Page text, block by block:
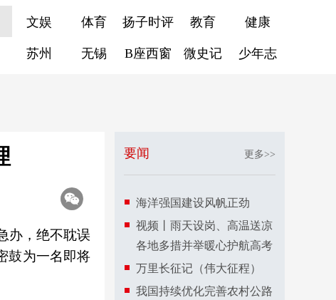
文娱 体育 扬子时评 教育 健康
苏州 无锡 B座西窗 微史记 少年志
办，绝不耽误
鼓为一名即将
要闻 更多>>
海洋强国建设风帆正劲
视频丨雨天设岗、高温送凉
各地多措并举暖心护航高考
万里长征记（伟大征程）
我国持续优化完善农村公路